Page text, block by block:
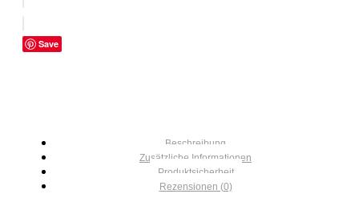
Save
Beschreibung
Zusätzliche Informationen
Produktsicherheit
Rezensionen (0)